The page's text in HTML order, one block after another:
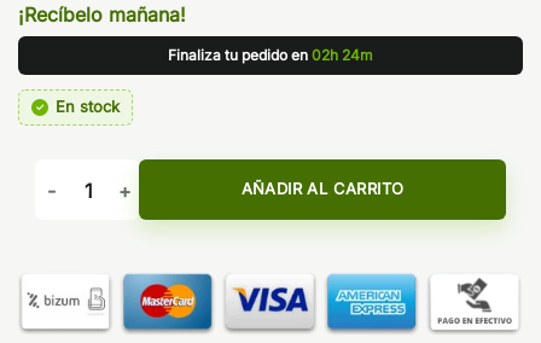
¡Recíbelo mañana!
Finaliza tu pedido en 02h 24m
En stock
Aroma Pineapple Peach Mango Ice 12ml Longfill - Bombo
AÑADIR AL CARRITO